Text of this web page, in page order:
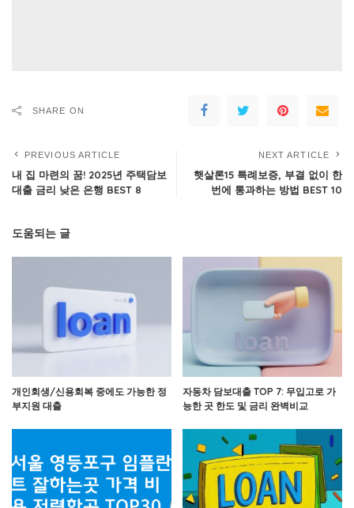
SHARE ON
PREVIOUS ARTICLE
내 집 마련의 꿈! 2025년 주택담보
대출 금리 낮은 은행 BEST 8
NEXT ARTICLE
햇살론15 특례보증, 부결 없이 한
번에 통과하는 방법 BEST 10
도움되는 글
개인회생/신용회복 중에도 가능한 정
부지원 대출
자동차 담보대출 TOP 7: 무입고로 가
능한 곳 한도 및 금리 완벽비교